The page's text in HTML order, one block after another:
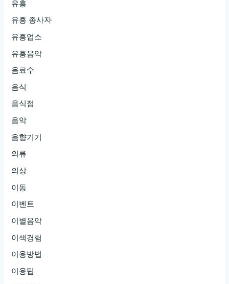
유흥
유흥 종사자
유흥업소
유흥음악
음료수
음식
음식점
음악
음향기기
의류
의상
이동
이벤트
이별음악
이색경험
이용방법
이용팁